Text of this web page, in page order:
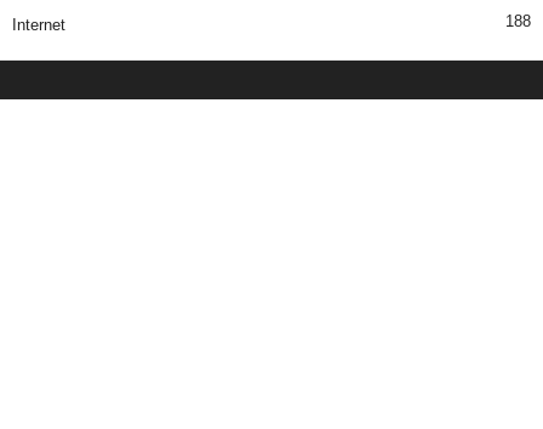
Internet 188